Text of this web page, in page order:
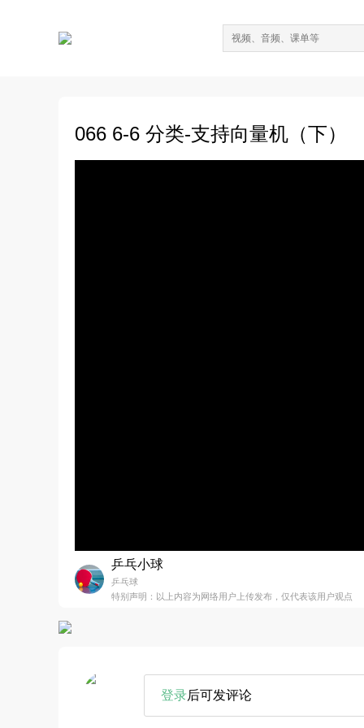
066 6-6 分类-支持向量机（下）
乒乓小球
乒乓球
特别声明：以上内容为网络用户上传发布，仅代表该用户观点
登录后可发评论